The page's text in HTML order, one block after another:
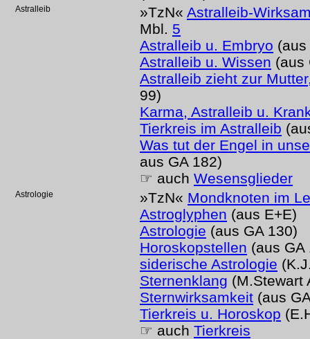
Astralleib »TzN« Astralleib-
Mbl. 5
Astralleib u. Embryo (aus
Astralleib u. Wissen (aus
Astralleib zieht zur
99)
Karma, Astralleib u.
Tierkreis im Astralleib
Was tut der Engel in
aus GA 182)
☞ auch Wesensglieder
Astrologie »TzN« Mondknoten im
Astroglyphen (aus E+E)
Astrologie (aus GA 130)
Horoskopstellen (aus GA
siderische Astrologie
Sternenklang (M.Stewart
Sternwirksamkeit (aus
Tierkreis u. Horoskop
☞ auch Tierkreis